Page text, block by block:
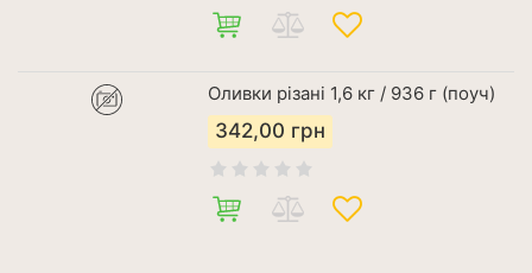
Оливки різані 1,6 кг / 936 г (поуч)
342,00 грн